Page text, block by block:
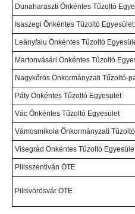
Dunaharaszti Önkéntes Tűzoltó
Isaszegi Önkéntes Tűzoltó Egyesület
Leányfalu Önkéntes Tűzoltó
Martonvásári Önkéntes Tűzoltó
Nagykőrös Önkormányzati Tűzoltó-
Páty Önkéntes Tűzoltó Egyesület
Vác Önkéntes Tűzoltó Egyesület
Vámosmikola Önkormányzati
Visegrád Önkéntes Tűzoltó
Pilisszentiván ÖTE
Pilisvörösvár ÖTE